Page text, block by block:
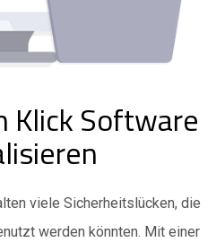
Klick Software
viele Sicherheitslücken, die
werden könnten. Mit einer